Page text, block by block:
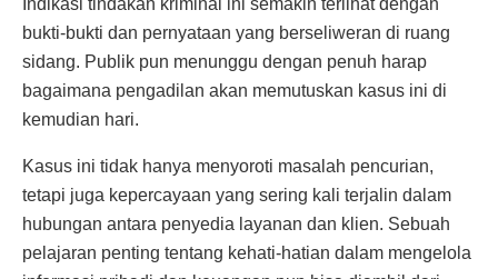
bukti-bukti dan pernyataan yang berseliweran di ruang
sidang. Publik pun menunggu dengan penuh harap
bagaimana pengadilan akan memutuskan kasus ini di
kemudian hari.
Kasus ini tidak hanya menyoroti masalah pencurian,
tetapi juga kepercayaan yang sering kali terjalin dalam
hubungan antara penyedia layanan dan klien. Sebuah
pelajaran penting tentang kehati-hatian dalam mengelola